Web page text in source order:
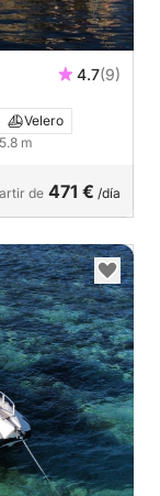
4.7(9)
Velero
m
de 471 € /día